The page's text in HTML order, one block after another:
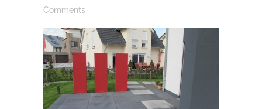
Comments